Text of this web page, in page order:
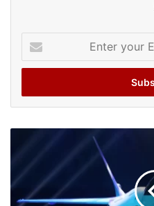
your
Email